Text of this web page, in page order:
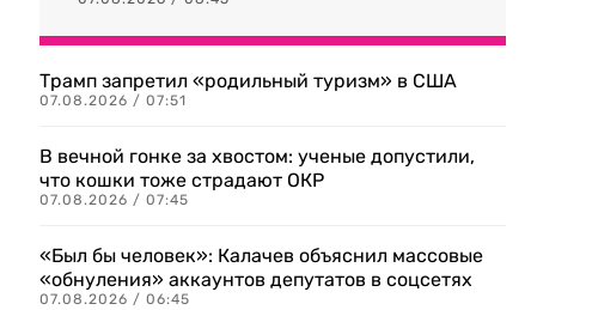
Трамп запретил «родильный туризм» в США
07.08.2026 / 07:51
В вечной гонке за хвостом: ученые допустили,
что кошки тоже страдают ОКР
07.08.2026 / 07:45
«Был бы человек»: Калачев объяснил массовые
«обнуления» аккаунтов депутатов в соцсетях
07.08.2026 / 06:45